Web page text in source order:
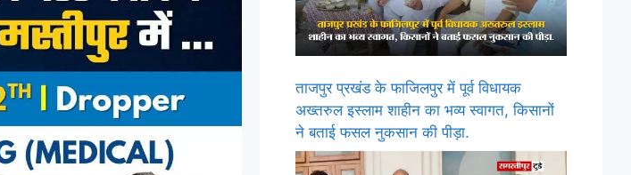
ताजपुर प्रखंड के फाजिलपुर में पूर्व विधायक
अख्तरुल इस्लाम शाहीन का भव्य स्वागत, किसानों
ने बताई फसल नुकसान की पीड़ा.